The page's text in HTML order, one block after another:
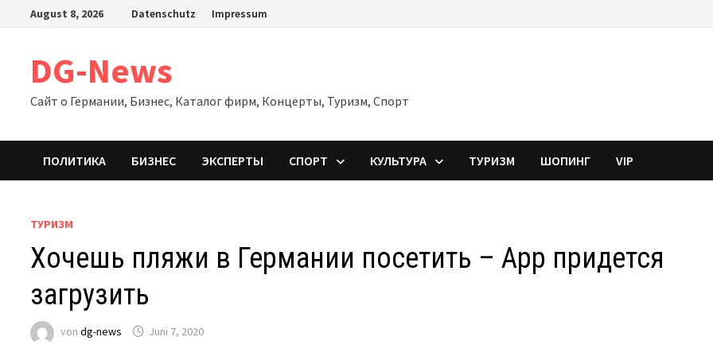
August 8, 2026 Datenschutz Impressum
DG-News
Сайт о Германии, Бизнес, Каталог фирм, Концерты, Туризм, Спорт
ПОЛИТИКА БИЗНЕС ЭКСПЕРТЫ СПОРТ КУЛЬТУРА ТУРИЗМ ШОПИНГ VIP
ТУРИЗМ
Хочешь пляжи в Германии посетить – App придется
загрузить
vondg-news Juni 7, 2020